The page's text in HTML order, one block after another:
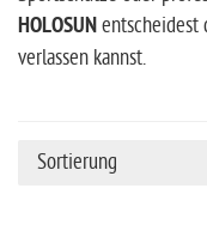
HOLOSUNentscheidest
verlassen kannst.
Sortierung